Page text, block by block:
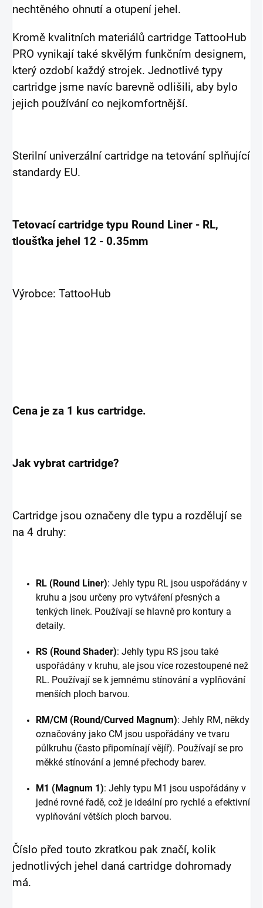
nechtěného ohnutí a otupení jehel.
Kromě kvalitních materiálů cartridge TattooHub
PRO vynikají také skvělým funkčním designem,
který ozdobí každý strojek. Jednotlivé typy
cartridge jsme navíc barevně odlišili, aby bylo
jejich používání co nejkomfortnější.
Sterilní univerzální cartridge na tetování splňující
standardy EU.
Tetovací cartridge typu Round Liner - RL,
tloušťka jehel 12 - 0.35mm
Výrobce: TattooHub
Cena je za 1 kus cartridge.
Jak vybrat cartridge?
Cartridge jsou označeny dle typu a rozdělují se
na 4 druhy:
RL (Round Liner): Jehly typu RL jsou uspořádány v
kruhu a jsou určeny pro vytváření přesných a
tenkých linek. Používají se hlavně pro kontury a
detaily.
RS (Round Shader): Jehly typu RS jsou také
uspořádány v kruhu, ale jsou více rozestoupené než
RL. Používají se k jemnému stínování a vyplňování
menších ploch barvou.
RM/CM (Round/Curved Magnum): Jehly RM, někdy
označovány jako CM jsou uspořádány ve tvaru
půlkruhu (často připomínají vějíř). Používají se pro
měkké stínování a jemné přechody barev.
M1 (Magnum 1): Jehly typu M1 jsou uspořádány v
jedné rovné řadě, což je ideální pro rychlé a efektivní
vyplňování větších ploch barvou.
Číslo před touto zkratkou pak značí, kolik
jednotlivých jehel daná cartridge dohromady
má.